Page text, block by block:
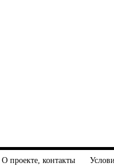
О проекте, контакты